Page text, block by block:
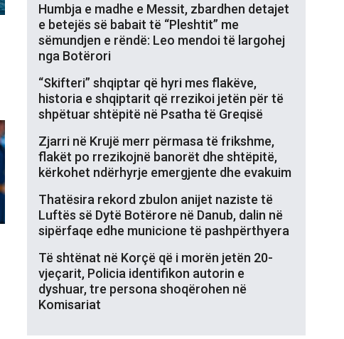
Humbja e madhe e Messit, zbardhen detajet
e betejës së babait të “Pleshtit” me
sëmundjen e rëndë: Leo mendoi të largohej
nga Botërori
“Skifteri” shqiptar që hyri mes flakëve,
historia e shqiptarit që rrezikoi jetën për të
shpëtuar shtëpitë në Psatha të Greqisë
Zjarri në Krujë merr përmasa të frikshme,
flakët po rrezikojnë banorët dhe shtëpitë,
kërkohet ndërhyrje emergjente dhe evakuim
Thatësira rekord zbulon anijet naziste të
Luftës së Dytë Botërore në Danub, dalin në
sipërfaqe edhe municione të pashpërthyera
Të shtënat në Korçë që i morën jetën 20-
vjeçarit, Policia identifikon autorin e
dyshuar, tre persona shoqërohen në
Komisariat